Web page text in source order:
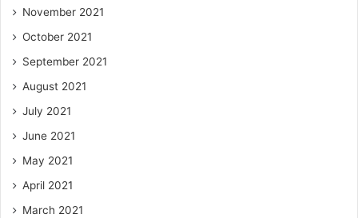
November 2021
October 2021
September 2021
August 2021
July 2021
June 2021
May 2021
April 2021
March 2021